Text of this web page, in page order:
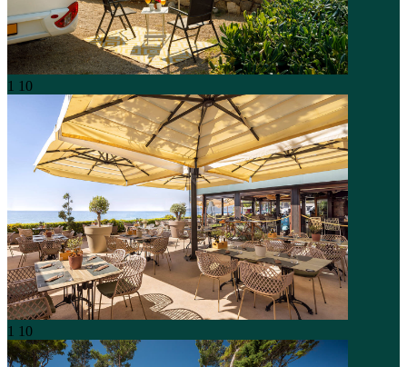
1 10
1 10